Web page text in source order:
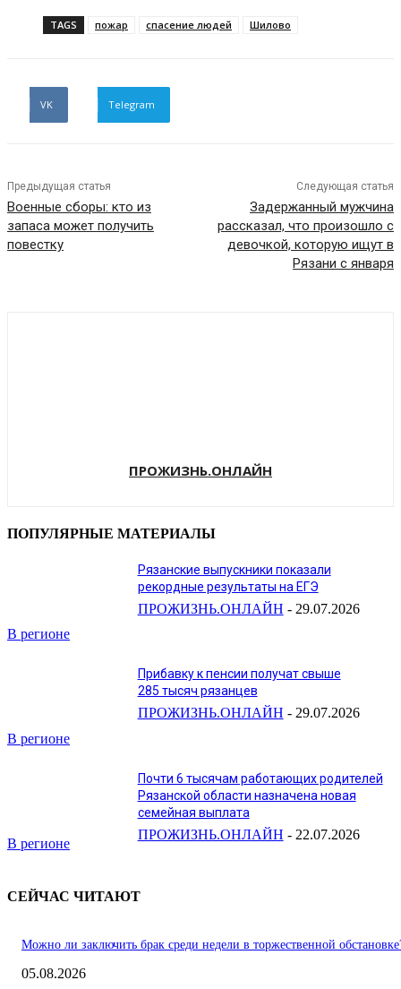
TAGS пожар спасение людей Шилово
VK Telegram
Предыдущая статья
Военные сборы: кто из
запаса может получить
повестку
Следующая статья
Задержанный мужчина
рассказал, что произошло с
девочкой, которую ищут в
Рязани с января
ПРОЖИЗНЬ.ОНЛАЙН
ПОПУЛЯРНЫЕ МАТЕРИАЛЫ
В регионе
Рязанские выпускники показали
рекордные результаты на ЕГЭ
ПРОЖИЗНЬ.ОНЛАЙН - 29.07.2026
В регионе
Прибавку к пенсии получат свыше
285 тысяч рязанцев
ПРОЖИЗНЬ.ОНЛАЙН - 29.07.2026
В регионе
Почти 6 тысячам работающих родителей
Рязанской области назначена новая
семейная выплата
ПРОЖИЗНЬ.ОНЛАЙН - 22.07.2026
СЕЙЧАС ЧИТАЮТ
Можно ли заключить брак среди недели в торжественной
05.08.2026